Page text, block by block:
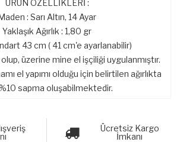
ÜRÜN ÖZELLİKLERİ :
: Sarı Altın, 14 Ayar
Yaklaşık Ağırlık : 1,80 gr
43 cm ( 41 cm'e ayarlanabilir)
üzerine mine el işçiliği uygulanmıştır.
el yapımı olduğu için belirtilen ağırlıkta
sapma oluşabilmektedir.
Ücretsiz Kargo
İmkanı